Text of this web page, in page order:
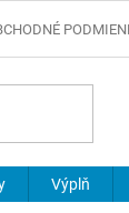
Výplň